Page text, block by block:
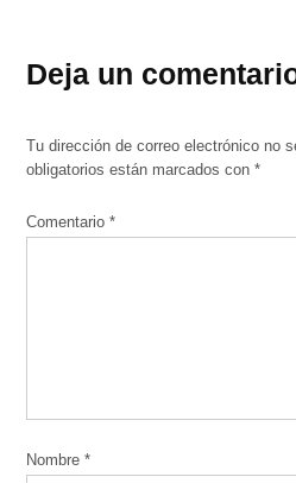
Deja un
Tu dirección de correo electrónico no
obligatorios están marcados con*
Comentario*
Nombre*